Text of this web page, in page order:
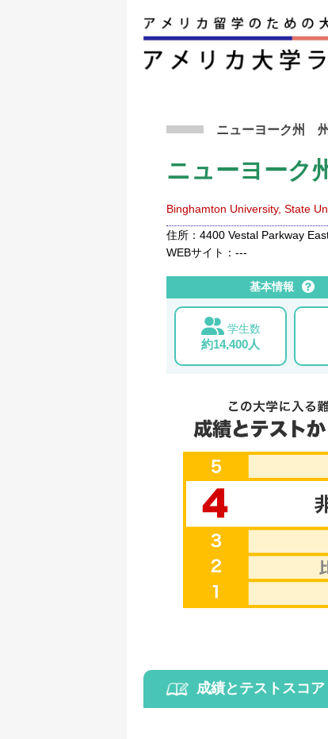
ニューヨーク州
ニューヨーク
Binghamton University, State
住所：4400 Vestal Parkway
WEBサイト：---
基本情報
学生数
約14,400人
成績とテストスコア